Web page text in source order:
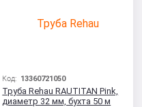
Код: 13360721050
Труба Rehau RAUTITAN Pink,
диаметр 32 мм, бухта 50 м